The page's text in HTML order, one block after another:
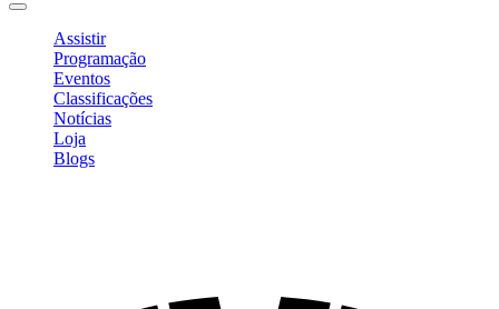
Assistir
Programação
Eventos
Classificações
Notícias
Loja
Blogs